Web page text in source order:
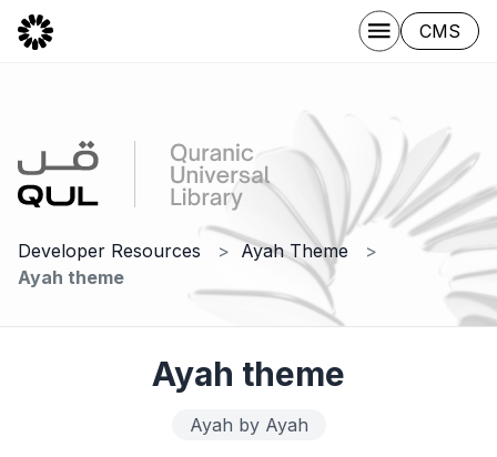
CMS
Developer Resources
Ayah Theme
Ayah theme
Ayah theme
Ayah by Ayah